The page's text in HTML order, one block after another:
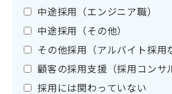
中途採用（エンジニア職）
中途採用（その他）
その他採用（アルバイト採用
顧客の採用支援（採用コンサ
採用には関わっていない